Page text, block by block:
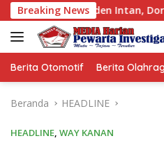
Langsung
ke
konten
Breaking News
Raden Intan, Dorong
Berita Otomotif Berita
Beranda HEADLINE
HEADLINE, WAY KANAN